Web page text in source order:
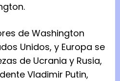
de Washington
Unidos, y Europa se
de Ucrania y Rusia,
Vladimir Putin,